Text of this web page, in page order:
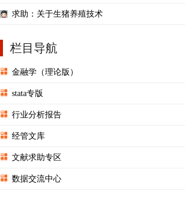
求助：关于生猪养殖技术
栏目导航
金融学（理论版）
stata专版
行业分析报告
经管文库
文献求助专区
数据交流中心